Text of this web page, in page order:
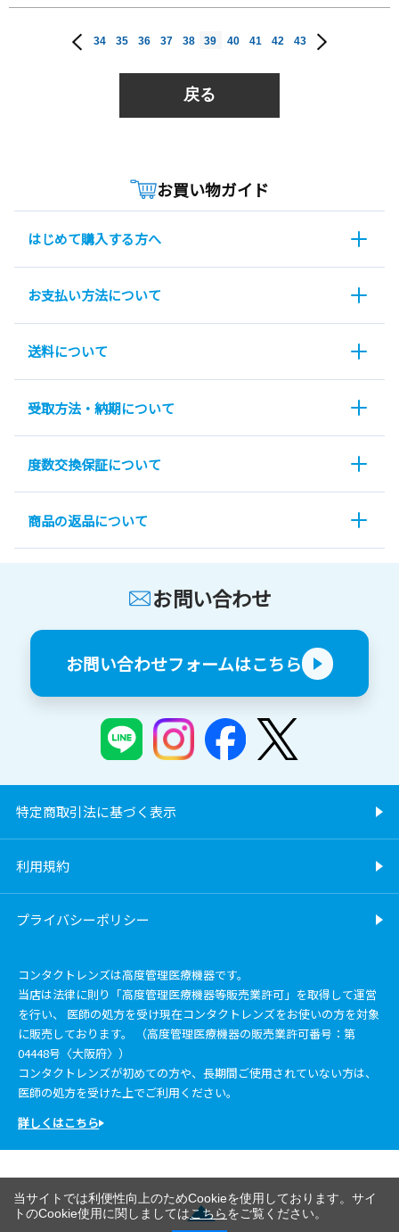
34 35 36 37 38 39 40 41 42 43
戻る
お買い物ガイド
はじめて購入する方へ
お支払い方法について
送料について
受取方法・納期について
度数交換保証について
商品の返品について
お問い合わせ
お問い合わせフォームはこちら
特定商取引法に基づく表示
利用規約
プライバシーポリシー
コンタクトレンズは高度管理医療機器です。
当店は法律に則り「高度管理医療機器等販売業許可」を取得して運営
を行い、 医師の処方を受け現在コンタクトレンズをお使いの方を対象
に販売しております。 （高度管理医療機器の販売業許可番号：第
04448号〈大阪府〉）
コンタクトレンズが初めての方や、長期間ご使用されていない方は、
医師の処方を受けた上でご利用ください。
詳しくはこちら
当サイトでは利便性向上のためCookieを使用しております。サイ
トのCookie使用に関しましてはこちらをご覧ください。